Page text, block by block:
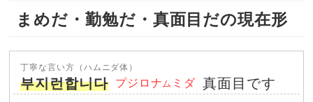
まめだ・勤勉だ・真面目だの現在形
丁寧な言い方（ハムニダ体）
부지런합니다 プジロナム ミダ 真面目です